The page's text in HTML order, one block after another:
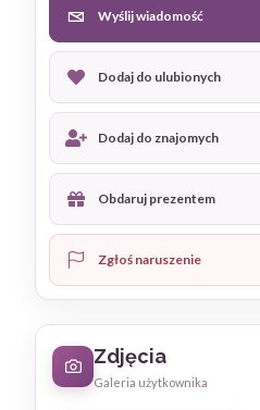
Wyślij wiadomość
Dodaj do ulubionych
Dodaj do znajomych
Obdaruj prezentem
Zgłoś naruszenie
Zdjęcia
Galeria użytkownika